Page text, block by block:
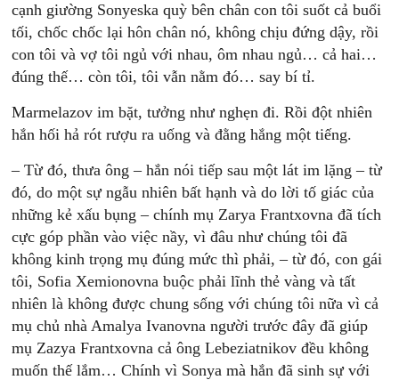
cạnh giường Sonyeska quỳ bên chân con tôi suốt cả buổi
tối, chốc chốc lại hôn chân nó, không chịu đứng dậy, rồi
con tôi và vợ tôi ngủ với nhau, ôm nhau ngủ… cả hai…
đúng thế… còn tôi, tôi vẫn nằm đó… say bí tỉ.
Marmelazov im bặt, tưởng như nghẹn đi. Rồi đột nhiên
hắn hối hả rót rượu ra uống và đằng hắng một tiếng.
– Từ đó, thưa ông – hắn nói tiếp sau một lát im lặng – từ
đó, do một sự ngẫu nhiên bất hạnh và do lời tố giác của
những kẻ xấu bụng – chính mụ Zarya Frantxovna đã tích
cực góp phần vào việc nầy, vì đâu như chúng tôi đã
không kinh trọng mụ đúng mức thì phải, – từ đó, con gái
tôi, Sofia Xemionovna buộc phải lĩnh thẻ vàng và tất
nhiên là không được chung sống với chúng tôi nữa vì cả
mụ chủ nhà Amalya Ivanovna người trước đây đã giúp
mụ Zazya Frantxovna cả ông Lebeziatnikov đều không
muốn thế lắm… Chính vì Sonya mà hắn đã sinh sự với